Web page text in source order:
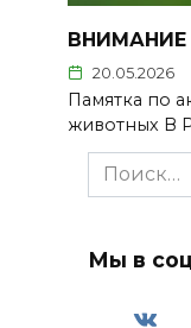
ВНИМАНИЕ
20.05.2026
Памятка по
животных В
Search
for:
Мы в